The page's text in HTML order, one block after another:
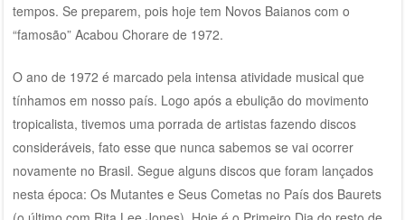
tempos. Se preparem, pois hoje tem Novos Baianos com o
“famosão” Acabou Chorare de 1972.
O ano de 1972 é marcado pela intensa atividade musical que
tínhamos em nosso país. Logo após a ebulição do movimento
tropicalista, tivemos uma porrada de artistas fazendo discos
consideráveis, fato esse que nunca sabemos se vai ocorrer
novamente no Brasil. Segue alguns discos que foram lançados
nesta época: Os Mutantes e Seus Cometas no País dos Baurets